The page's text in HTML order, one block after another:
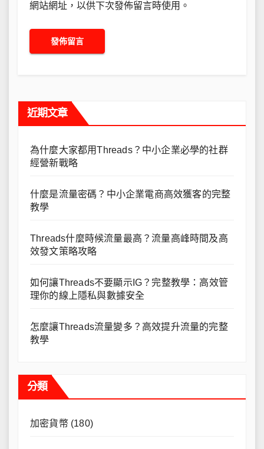
網站網址，以供下次發佈留言時使用。
近期文章
為什麼大家都用Threads？中小企業必學的社群
經營新戰略
什麼是流量密碼？中小企業電商高效獲客的完整
教學
Threads什麼時候流量最高？流量高峰時間及高
效發文策略攻略
如何讓Threads不要顯示IG？完整教學：高效管
理你的線上隱私與數據安全
怎麼讓Threads流量變多？高效提升流量的完整
教學
分類
加密貨幣(180)